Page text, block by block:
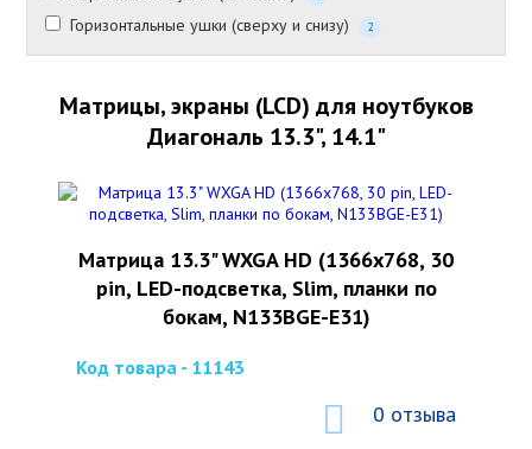
Горизонтальные ушки (сверху и снизу) 2
Матрицы, экраны (LCD) для ноутбуков
Диагональ 13.3", 14.1"
Матрица 13.3" WXGA HD (1366x768, 30
pin, LED-подсветка, Slim, планки по
бокам, N133BGE-E31)
Код товара - 11143
0 отзыва